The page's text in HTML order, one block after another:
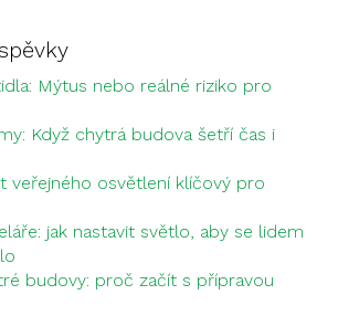
Mýtus nebo reálné riziko pro
Když chytrá budova šetří čas i
veřejného osvětlení klíčový pro
jak nastavit světlo, aby se lidem
budovy: proč začít s přípravou